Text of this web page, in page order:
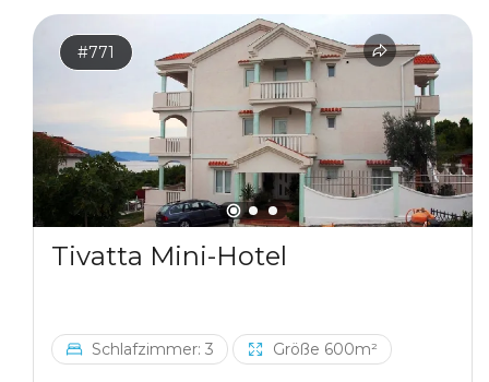
#771
Tivatta Mini-Hotel
Schlafzimmer: 3 Größe 600m²